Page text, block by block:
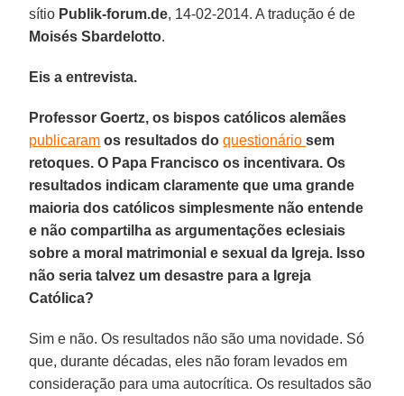
sítio Publik-forum.de, 14-02-2014. A tradução é de
Moisés Sbardelotto.
Eis a entrevista.
Professor Goertz, os bispos católicos alemães
publicaram os resultados doquestionáriosem
retoques. O Papa Francisco os incentivara. Os
resultados indicam claramente que uma grande
maioria dos católicos simplesmente não entende
e não compartilha as argumentações eclesiais
sobre a moral matrimonial e sexual da Igreja. Isso
não seria talvez um desastre para a Igreja
Católica?
Sim e não. Os resultados não são uma novidade. Só
que, durante décadas, eles não foram levados em
consideração para uma autocrítica. Os resultados são